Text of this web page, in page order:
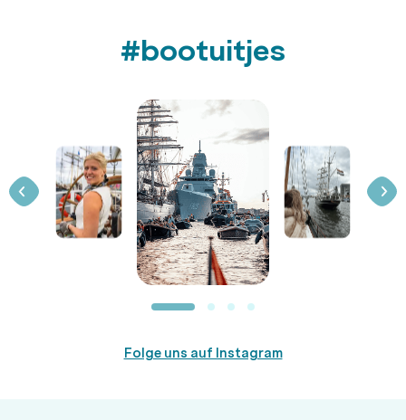
#bootuitjes
Folge uns auf Instagram